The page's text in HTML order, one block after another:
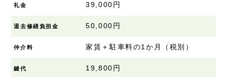
礼金 39,000円
退去修繕負担金 50,000円
仲介料 家賃＋駐車料の1か月（税別）
鍵代 19,800円